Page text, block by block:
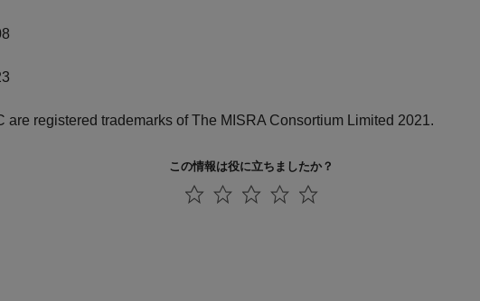
are registered trademarks of The MISRA Consortium Limited 2021.
この情報は役に立ちましたか？